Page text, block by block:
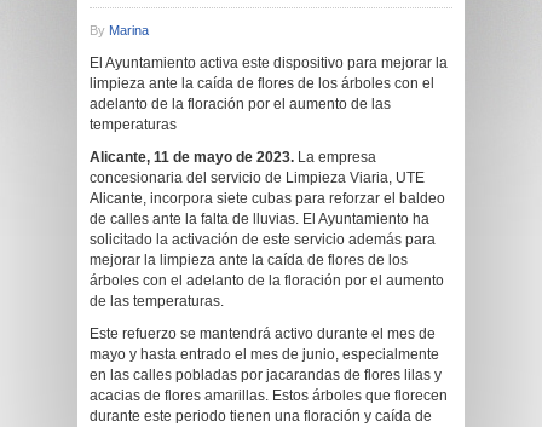
By Marina
El Ayuntamiento activa este dispositivo para mejorar la
limpieza ante la caída de flores de los árboles con el
adelanto de la floración por el aumento de las
temperaturas
Alicante, 11 de mayo de 2023. La empresa
concesionaria del servicio de Limpieza Viaria, UTE
Alicante, incorpora siete cubas para reforzar el baldeo
de calles ante la falta de lluvias. El Ayuntamiento ha
solicitado la activación de este servicio además para
mejorar la limpieza ante la caída de flores de los
árboles con el adelanto de la floración por el aumento
de las temperaturas.
Este refuerzo se mantendrá activo durante el mes de
mayo y hasta entrado el mes de junio, especialmente
en las calles pobladas por jacarandas de flores lilas y
acacias de flores amarillas. Estos árboles que florecen
durante este periodo tienen una floración y caída de